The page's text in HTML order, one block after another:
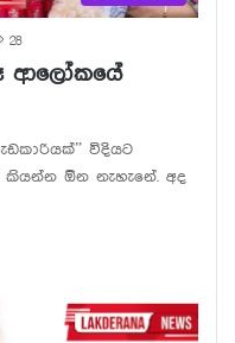
28
ආලෝකයේ
විදියට
ඕන නැහැනේ. අද